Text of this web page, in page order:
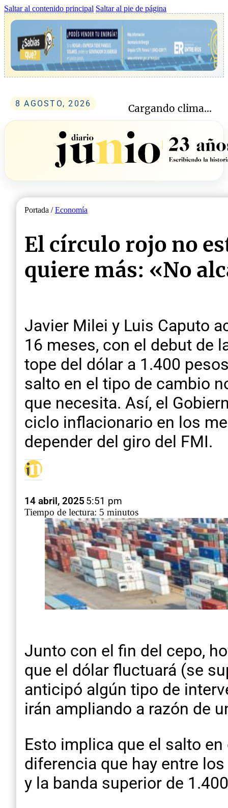
Saltar al contenido principal Saltar al pie de página
8 AGOSTO, 2026 Cargando clima...
Portada /Economía
El círculo rojo no
quiere más: «No
Javier Milei y Luis Caputo
16 meses, con el debut de
tope del dólar a 1.400
salto en el tipo de cambio
que necesita. Así, el
ciclo inflacionario en los
depender del giro del FMI.
14 abril, 2025 5:51 pm
Tiempo de lectura: 5 minutos
Junto con el fin del cepo,
que el dólar fluctuará (se
anticipó algún tipo de
irán ampliando a razón de
Esto implica que el salto
diferencia que hay entre
y la banda superior de